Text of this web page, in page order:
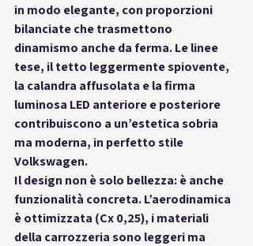
in modo elegante, con proporzioni
bilanciate che trasmettono
dinamismo anche da ferma. Le linee
tese, il tetto leggermente spiovente,
la calandra affusolata e la firma
luminosa LED anteriore e posteriore
contribuiscono a un’estetica sobria
ma moderna, in perfetto stile
Volkswagen.
Il design non è solo bellezza: è anche
funzionalità concreta. L’aerodinamica
è ottimizzata (Cx 0,25), i materiali
della carrozzeria sono leggeri ma